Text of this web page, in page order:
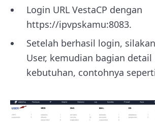
Login URL VestaCP dengan
https://ipvpskamu:8083.
Setelah berhasil login,
User, kemudian bagian detail
kebutuhan, contohnya